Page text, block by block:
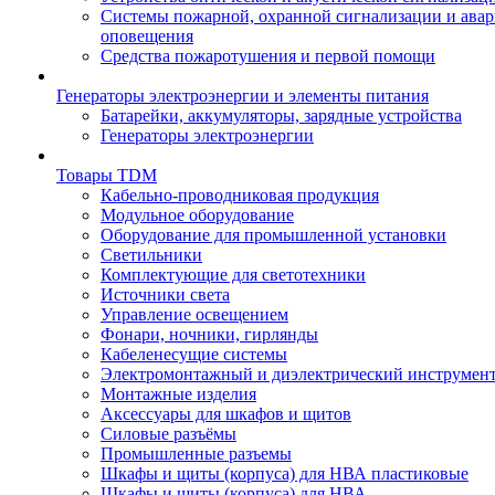
Системы пожарной, охранной сигнализации и
оповещения
Средства пожаротушения и первой помощи
Генераторы электроэнергии и элементы питания
Батарейки, аккумуляторы, зарядные устройства
Генераторы электроэнергии
Товары TDM
Кабельно-проводниковая продукция
Модульное оборудование
Оборудование для промышленной установки
Светильники
Комплектующие для светотехники
Источники света
Управление освещением
Фонари, ночники, гирлянды
Кабеленесущие системы
Электромонтажный и диэлектрический
Монтажные изделия
Аксессуары для шкафов и щитов
Силовые разъёмы
Промышленные разъемы
Шкафы и щиты (корпуса) для НВА пластиковые